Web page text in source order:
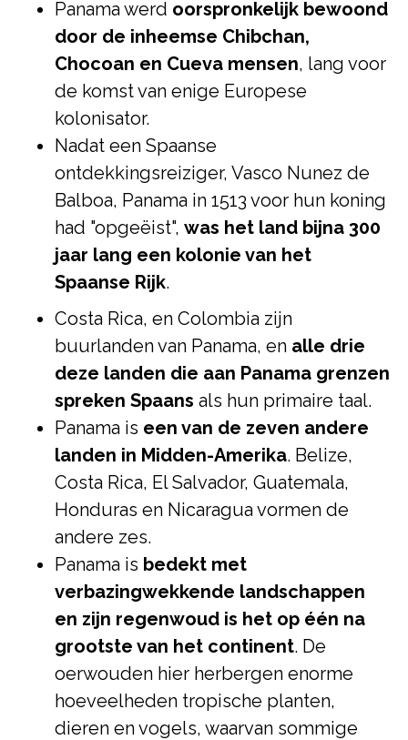
Panama werd oorspronkelijk bewoond
door de inheemse Chibchan,
Chocoan en Cueva mensen, lang voor
de komst van enige Europese
kolonisator.
Nadat een Spaanse
ontdekkingsreiziger, Vasco Nunez de
Balboa, Panama in 1513 voor hun koning
had "opgeëist", was het land bijna 300
jaar lang een kolonie van het
Spaanse Rijk.
Costa Rica, en Colombia zijn
buurlanden van Panama, en alle drie
deze landen die aan Panama grenzen
spreken Spaans als hun primaire taal.
Panama is een van de zeven andere
landen in Midden-Amerika. Belize,
Costa Rica, El Salvador, Guatemala,
Honduras en Nicaragua vormen de
andere zes.
Panama is bedekt met
verbazingwekkende landschappen
en zijn regenwoud is het op één na
grootste van het continent. De
oerwouden hier herbergen enorme
hoeveelheden tropische planten,
dieren en vogels, waarvan sommige